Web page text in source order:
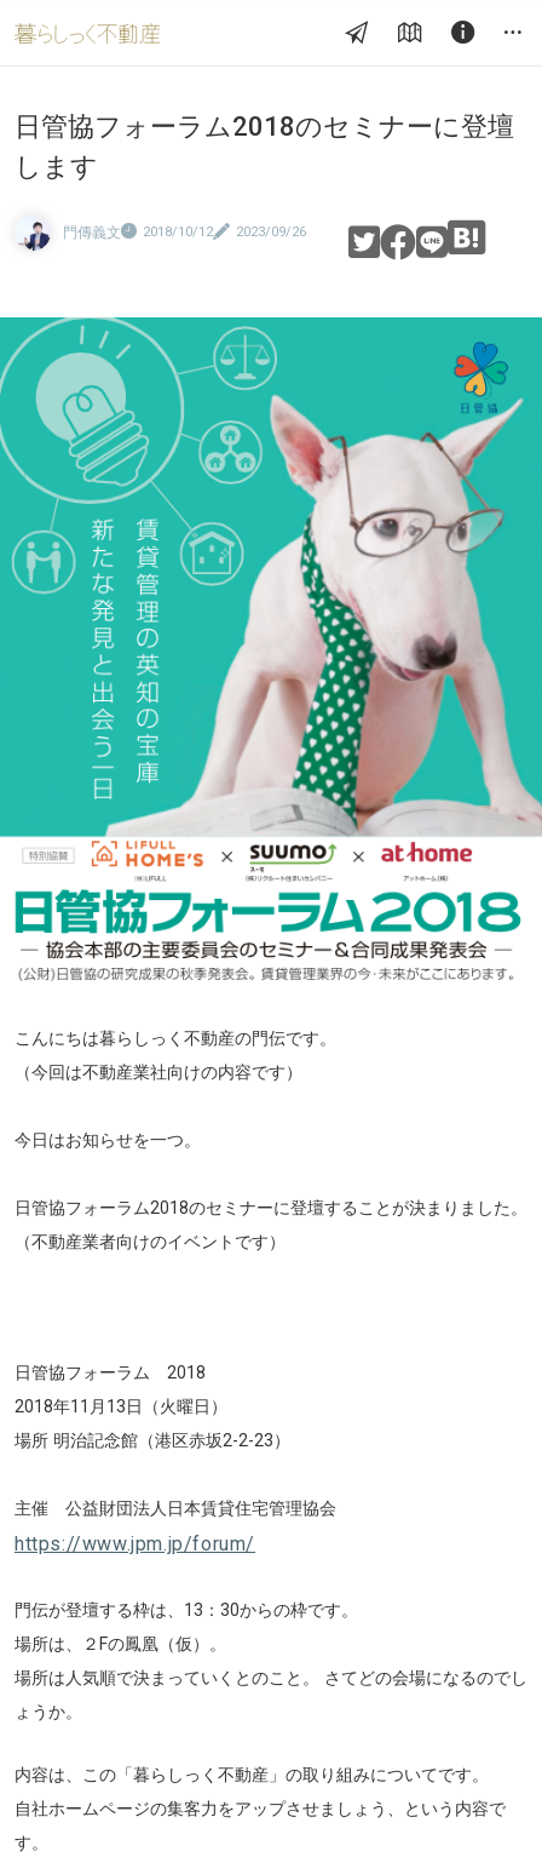
日管協フォーラム2018のセミナーに登壇
します
門傳義文 2018/10/12 2023/09/26
こんにちは暮らしっく不動産の門伝です。
（今回は不動産業社向けの内容です）
今日はお知らせを一つ。
日管協フォーラム2018のセミナーに登壇することが決まりました。
（不動産業者向けのイベントです）
日管協フォーラム 2018
2018年11月13日（火曜日）
場所 明治記念館（港区赤坂2-2-23）
主催 公益財団法人日本賃貸住宅管理協会
https://www.jpm.jp/forum/
門伝が登壇する枠は、13：30からの枠です。
場所は、２Fの鳳凰（仮）。
場所は人気順で決まっていくとのこと。 さてどの会場になるのでし
ょうか。
内容は、この「暮らしっく不動産」の取り組みについてです。
自社ホームページの集客力をアップさせましょう、という内容で
す。